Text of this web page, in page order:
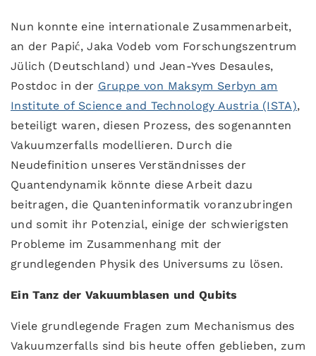
Nun konnte eine internationale Zusammenarbeit,
an der Papić, Jaka Vodeb vom Forschungszentrum
Jülich (Deutschland) und Jean-Yves Desaules,
Postdoc in der Gruppe von Maksym Serbyn am
Institute of Science and Technology Austria (ISTA),
beteiligt waren, diesen Prozess, des sogenannten
Vakuumzerfalls modellieren. Durch die
Neudefinition unseres Verständnisses der
Quantendynamik könnte diese Arbeit dazu
beitragen, die Quanteninformatik voranzubringen
und somit ihr Potenzial, einige der schwierigsten
Probleme im Zusammenhang mit der
grundlegenden Physik des Universums zu lösen.
Ein Tanz der Vakuumblasen und Qubits
Viele grundlegende Fragen zum Mechanismus des
Vakuumzerfalls sind bis heute offen geblieben, zum